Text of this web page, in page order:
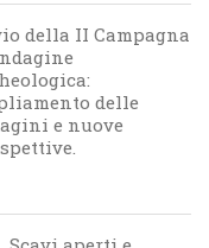
della II Campagna
delle
e nuove